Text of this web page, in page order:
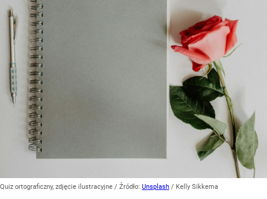
Quiz ortograficzny, zdjęcie ilustracyjne / Źródło: Unsplash / Kelly Sikkema